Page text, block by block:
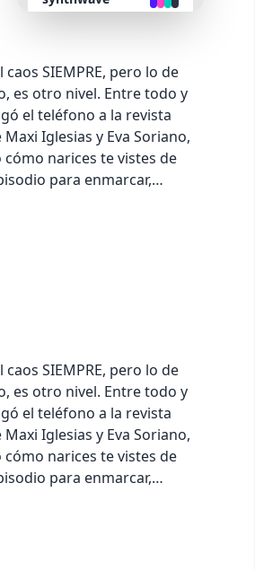
cyberpunk
valentine
lofi
pastel
de Navidad, ¡echa
con IKEA! Además,
al final de temporada a
SIEMPRE, pero lo de
es otro nivel. Entre todo y
el teléfono a la revista
Iglesias y Eva Soriano,
narices te vistes de
para enmarcar,
sección “IKEA, IKEA,
cómo gracias al Club
serie de puntos que irás
al bote que sortearemos
SIEMPRE, pero lo de
es otro nivel. Entre todo y
el teléfono a la revista
Iglesias y Eva Soriano,
narices te vistes de
para enmarcar,
sección “IKEA, IKEA,
cómo gracias al Club
serie de puntos que irás